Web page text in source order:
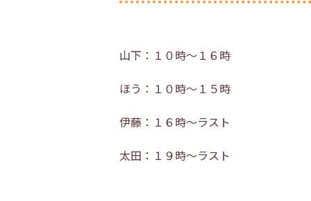
山下：１０時～１６時
ほう：１０時～１５時
伊藤：１６時～ラスト
太田：１９時～ラスト